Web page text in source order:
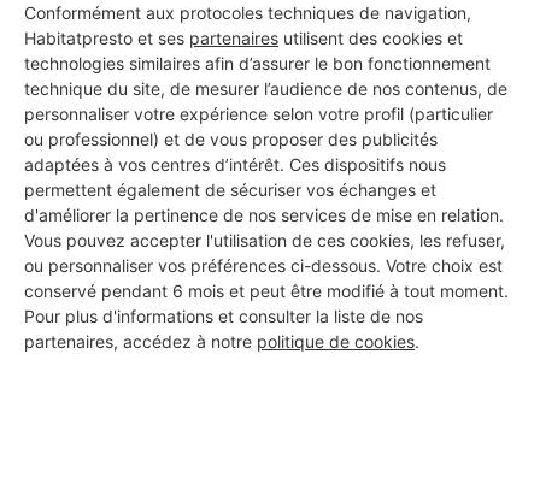
Conformément aux protocoles techniques de navigation,
Habitatpresto et ses partenaires utilisent des cookies et
technologies similaires afin d’assurer le bon fonctionnement
technique du site, de mesurer l’audience de nos contenus, de
personnaliser votre expérience selon votre profil (particulier
ou professionnel) et de vous proposer des publicités
adaptées à vos centres d’intérêt. Ces dispositifs nous
permettent également de sécuriser vos échanges et
d'améliorer la pertinence de nos services de mise en relation.
Vous pouvez accepter l'utilisation de ces cookies, les refuser,
ou personnaliser vos préférences ci-dessous. Votre choix est
conservé pendant 6 mois et peut être modifié à tout moment.
Pour plus d'informations et consulter la liste de nos
partenaires, accédez à notre politique de cookies.
. JV AQUATHERM
Erstein
12 ans d'expérience
Voir sa fiche
Borges Plâtrerie
Erstein